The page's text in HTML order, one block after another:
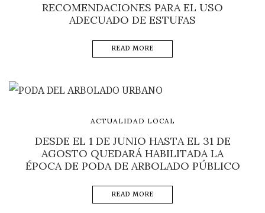
RECOMENDACIONES PARA EL USO
ADECUADO DE ESTUFAS
READ MORE
ACTUALIDAD LOCAL
DESDE EL 1 DE JUNIO HASTA EL 31 DE
AGOSTO QUEDARÁ HABILITADA LA
ÉPOCA DE PODA DE ARBOLADO PÚBLICO
READ MORE